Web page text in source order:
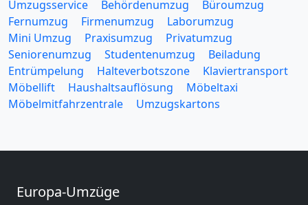
Umzugsservice Behördenumzug
Büroumzug
Fernumzug
Firmenumzug
Laborumzug
Mini Umzug
Praxisumzug
Privatumzug
Seniorenumzug
Studentenumzug
Beiladung
Entrümpelung
Halteverbotszone
Klaviertransport
Möbellift
Haushaltsauflösung
Möbeltaxi
Möbelmitfahrzentrale
Umzugskartons
Europa-Umzüge